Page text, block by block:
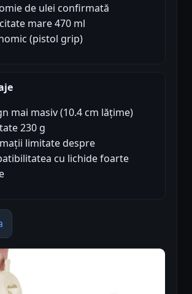
de ulei confirmată
mare 470 ml
(pistol grip)
mai masiv (10.4 cm lățime)
230 g
limitate despre
cu lichide foarte